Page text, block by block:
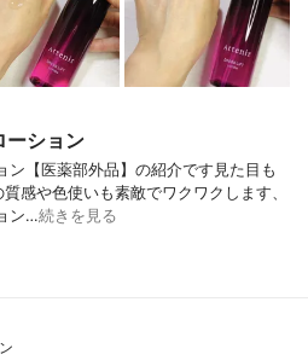
ーション
ン【医薬部外品】の紹介です見た目も
感や色使いも素敵でワクワクします、
ン…続きを見る